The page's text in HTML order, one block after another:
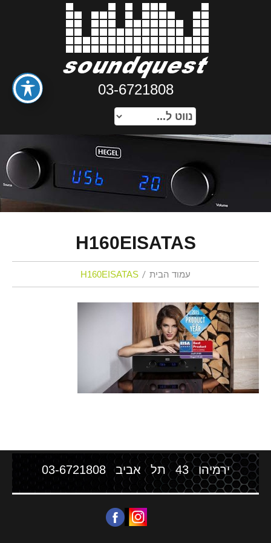
03-6721808
H160EISATAS
עמוד הבית H160EISATAS
ירמיהו 43 תל אביב 03-6721808